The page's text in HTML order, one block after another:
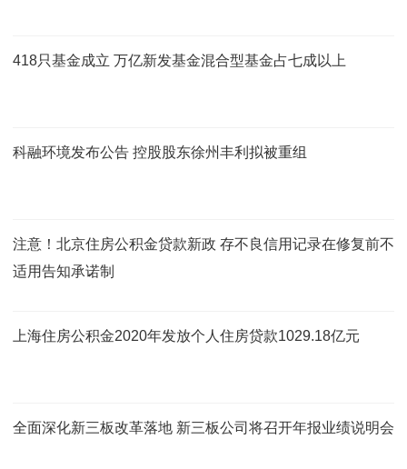
418只基金成立 万亿新发基金混合型基金占七成以上
科融环境发布公告 控股股东徐州丰利拟被重组
注意！北京住房公积金贷款新政 存不良信用记录在修复前不
适用告知承诺制
上海住房公积金2020年发放个人住房贷款1029.18亿元
全面深化新三板改革落地 新三板公司将召开年报业绩说明会